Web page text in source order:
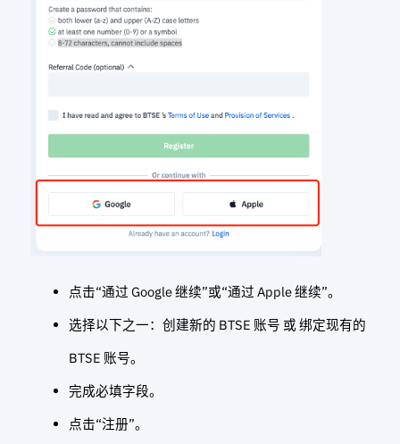
点击“通过 Google 继续”或“通过 Apple 继续”。
选择以下之一：创建新的 BTSE 账号 或 绑定现有的
BTSE 账号。
完成必填字段。
点击“注册”。